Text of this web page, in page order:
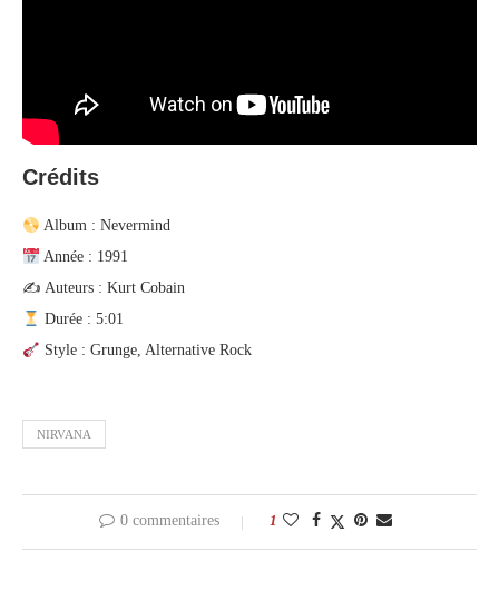
Crédits
Album : Nevermind
Année : 1991
✍️ Auteurs : Kurt Cobain
Durée : 5:01
Style : Grunge, Alternative Rock
NIRVANA
0 commentaires 1